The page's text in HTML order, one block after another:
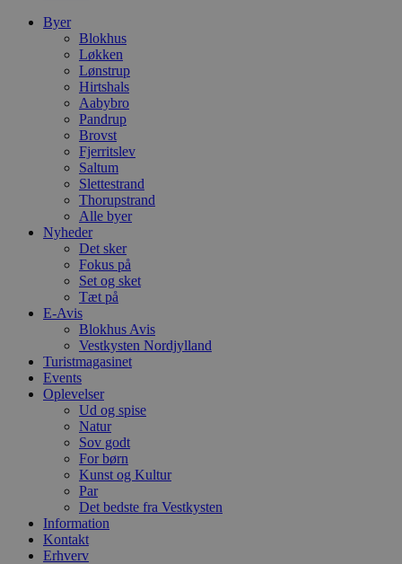
Byer
Blokhus
Løkken
Lønstrup
Hirtshals
Aabybro
Pandrup
Brovst
Fjerritslev
Saltum
Slettestrand
Thorupstrand
Alle byer
Nyheder
Det sker
Fokus på
Set og sket
Tæt på
E-Avis
Blokhus Avis
Vestkysten Nordjylland
Turistmagasinet
Events
Oplevelser
Ud og spise
Natur
Sov godt
For børn
Kunst og Kultur
Par
Det bedste fra Vestkysten
Information
Kontakt
Erhverv